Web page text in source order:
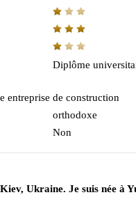
Diplôme
entreprise de construction
orthodoxe
Non
Ukraine. Je suis née à